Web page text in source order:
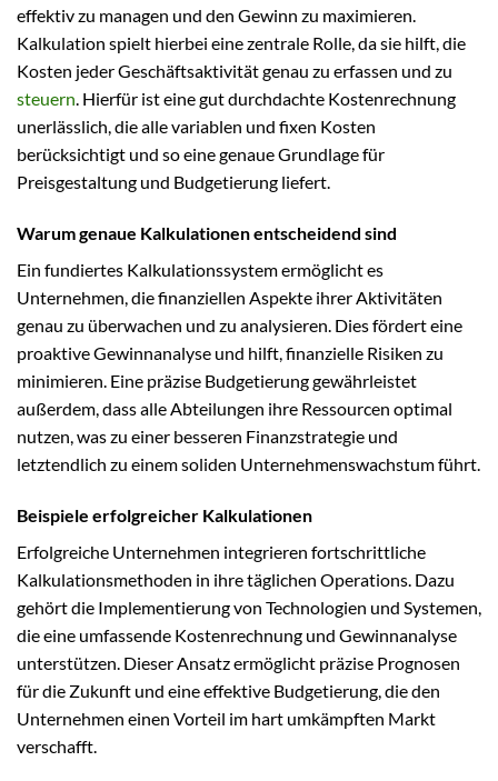
effektiv zu managen und den Gewinn zu maximieren.
Kalkulation spielt hierbei eine zentrale Rolle, da sie hilft, die
Kosten jeder Geschäftsaktivität genau zu erfassen und zu
steuern. Hierfür ist eine gut durchdachte Kostenrechnung
unerlässlich, die alle variablen und fixen Kosten
berücksichtigt und so eine genaue Grundlage für
Preisgestaltung und Budgetierung liefert.
Warum genaue Kalkulationen entscheidend sind
Ein fundiertes Kalkulationssystem ermöglicht es
Unternehmen, die finanziellen Aspekte ihrer Aktivitäten
genau zu überwachen und zu analysieren. Dies fördert eine
proaktive Gewinnanalyse und hilft, finanzielle Risiken zu
minimieren. Eine präzise Budgetierung gewährleistet
außerdem, dass alle Abteilungen ihre Ressourcen optimal
nutzen, was zu einer besseren Finanzstrategie und
letztendlich zu einem soliden Unternehmenswachstum führt.
Beispiele erfolgreicher Kalkulationen
Erfolgreiche Unternehmen integrieren fortschrittliche
Kalkulationsmethoden in ihre täglichen Operations. Dazu
gehört die Implementierung von Technologien und Systemen,
die eine umfassende Kostenrechnung und Gewinnanalyse
unterstützen. Dieser Ansatz ermöglicht präzise Prognosen
für die Zukunft und eine effektive Budgetierung, die den
Unternehmen einen Vorteil im hart umkämpften Markt
verschafft.